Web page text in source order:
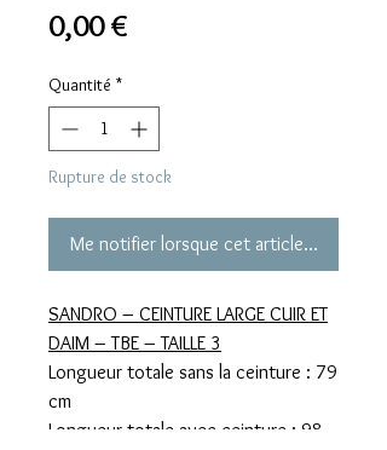
0,00 €
Quantité *
Rupture de stock
Me notifier lorsque cet article est
SANDRO – CEINTURE LARGE CUIR ET
DAIM – TBE – TAILLE 3
Longueur totale sans la ceinture : 79
cm
Longueur totale avec ceinture : 98